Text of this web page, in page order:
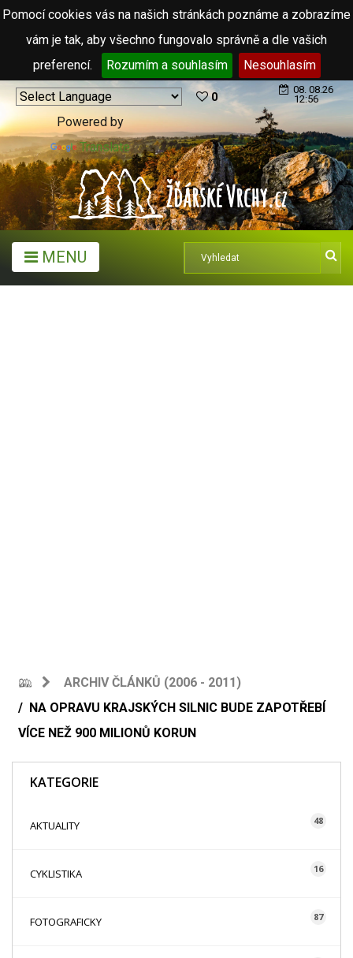
Pomocí cookies vás na našich stránkách poznáme a zobrazíme
vám je tak, aby všechno fungovalo správně a dle vašich
preferencí.
Rozumím a souhlasím Nesouhlasím
Powered by
Translate
0
08. 08.26
12:56
MENU
ARCHIV ČLÁNKŮ (2006 - 2011)
NA OPRAVU KRAJSKÝCH SILNIC BUDE ZAPOTŘEBÍ
VÍCE NEŽ 900 MILIONŮ KORUN
KATEGORIE
AKTUALITY 48
CYKLISTIKA 16
FOTOGRAFICKY 87